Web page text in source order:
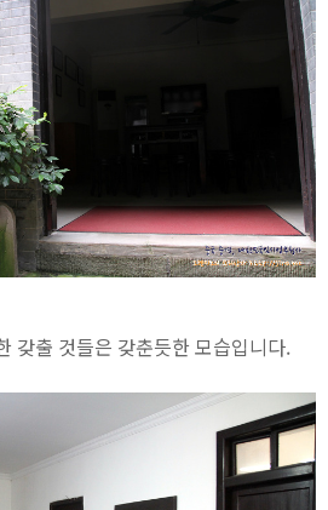
갖출 것들은 갖춘듯한 모습입니다.